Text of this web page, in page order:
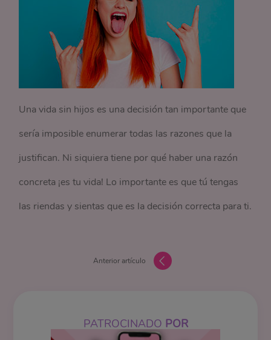
Una vida sin hijos es una decisión tan importante que
sería imposible enumerar todas las razones que la
justifican. Ni siquiera tiene por qué haber una razón
concreta ¡es tu vida! Lo importante es que tú tengas
las riendas y sientas que es la decisión correcta para ti.
Anterior artículo
PATROCINADO POR